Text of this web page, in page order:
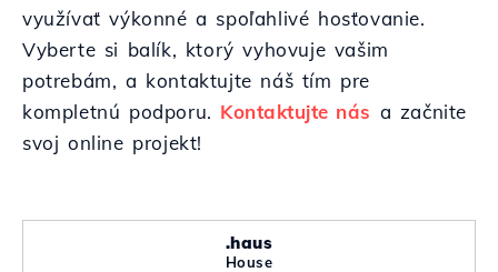
využívať výkonné a spoľahlivé hosťovanie.
Vyberte si balík, ktorý vyhovuje vašim
potrebám, a kontaktujte náš tím pre
kompletnú podporu. Kontaktujte nás a začnite
svoj online projekt!
.haus
House